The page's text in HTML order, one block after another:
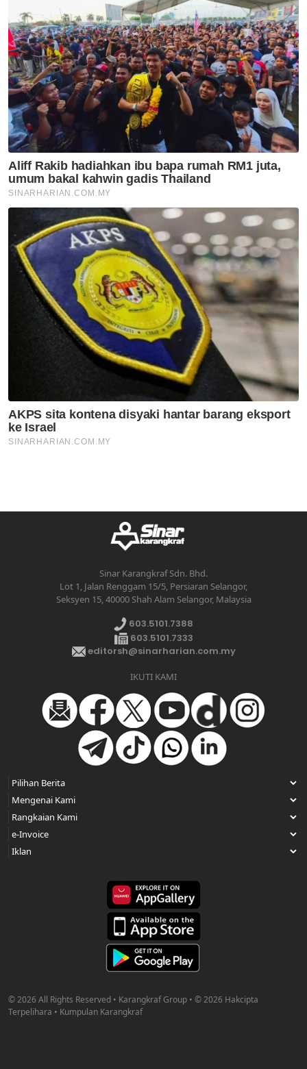
Sinar Karangkraf Sdn. Bhd.
Lot 1, Jalan Renggam 15/5, Persiaran Selangor,
Seksyen 15, 40000 Shah Alam Selangor, Malaysia
603.5101.7388
603.5101.7333
editorsh@sinarharian.com.my
IKUTI KAMI
© 2026 All Rights Reserved • Karangkraf Group • © 2026 Hakcipta
Terpelihara • Kumpulan Karangkraf